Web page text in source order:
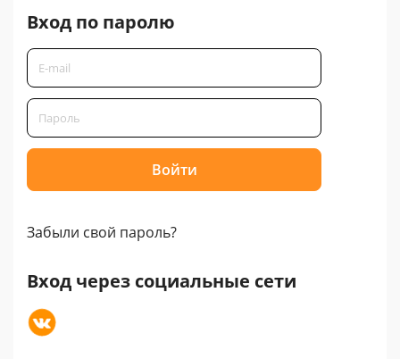
Вход по паролю
Забыли свой пароль?
Вход через социальные сети